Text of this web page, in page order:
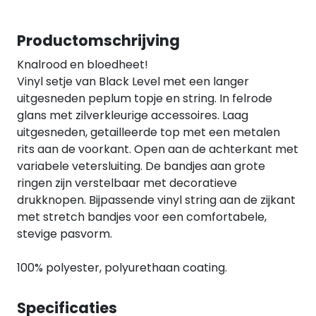
Productomschrijving
Knalrood en bloedheet!
Vinyl setje van Black Level met een langer
uitgesneden peplum topje en string. In felrode
glans met zilverkleurige accessoires. Laag
uitgesneden, getailleerde top met een metalen
rits aan de voorkant. Open aan de achterkant met
variabele vetersluiting. De bandjes aan grote
ringen zijn verstelbaar met decoratieve
drukknopen. Bijpassende vinyl string aan de zijkant
met stretch bandjes voor een comfortabele,
stevige pasvorm.
100% polyester, polyurethaan coating.
Specificaties